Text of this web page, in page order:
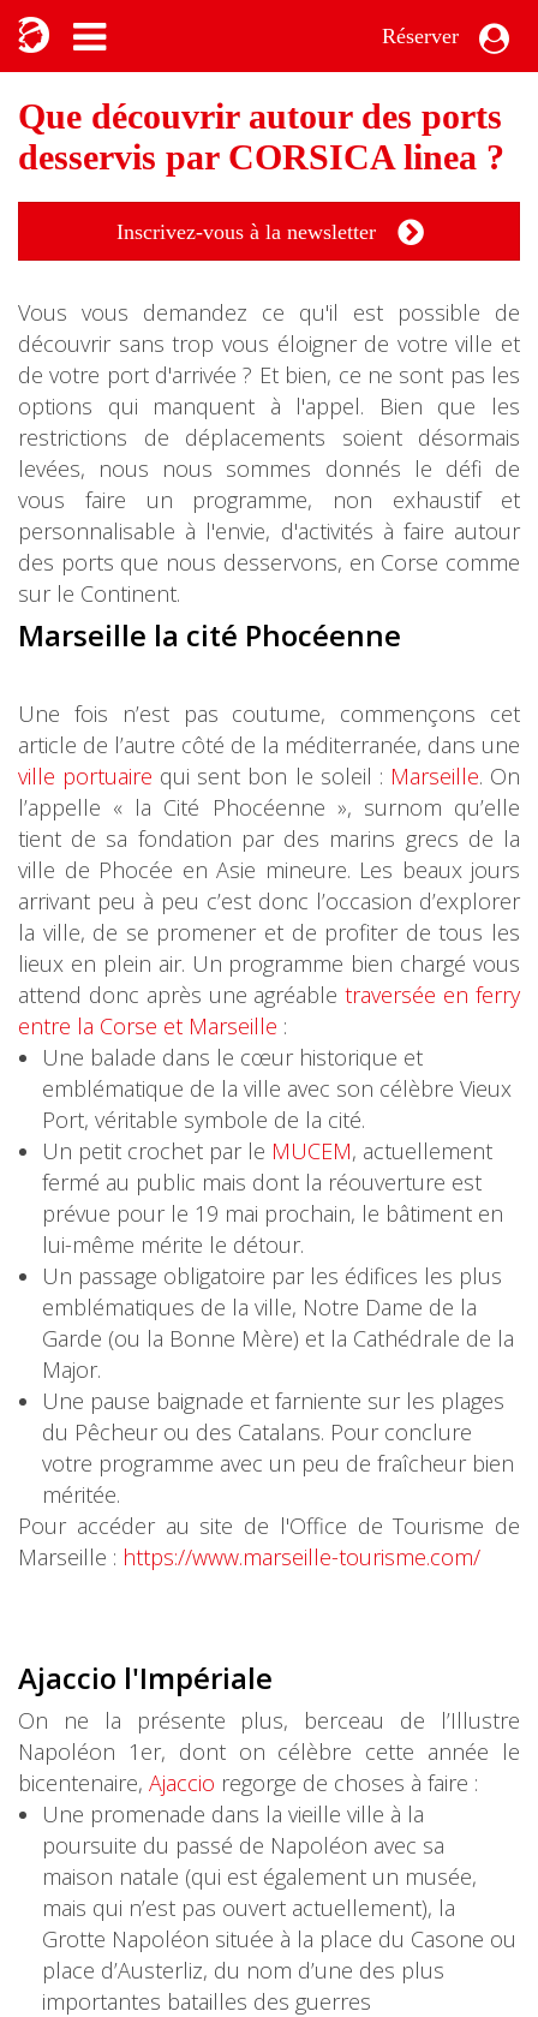
Réserver
Que découvrir autour des ports
desservis par CORSICA linea ?
Inscrivez-vous à la newsletter
Vous vous demandez ce qu'il est possible de
découvrir sans trop vous éloigner de votre ville et
de votre port d'arrivée ? Et bien, ce ne sont pas les
options qui manquent à l'appel. Bien que les
restrictions de déplacements soient désormais
levées, nous nous sommes donnés le défi de
vous faire un programme, non exhaustif et
personnalisable à l'envie, d'activités à faire autour
des ports que nous desservons, en Corse comme
sur le Continent.
Marseille la cité Phocéenne
Une fois n’est pas coutume, commençons cet
article de l’autre côté de la méditerranée, dans une
ville portuaire qui sent bon le soleil : Marseille. On
l’appelle « la Cité Phocéenne », surnom qu’elle
tient de sa fondation par des marins grecs de la
ville de Phocée en Asie mineure. Les beaux jours
arrivant peu à peu c’est donc l’occasion d’explorer
la ville, de se promener et de profiter de tous les
lieux en plein air. Un programme bien chargé vous
attend donc après une agréabletraversée en ferry
entre la Corse et Marseille :
Une balade dans le cœur historique et
emblématique de la ville avec son célèbre Vieux
Port, véritable symbole de la cité.
Un petit crochet par le MUCEM, actuellement
fermé au public mais dont la réouverture est
prévue pour le 19 mai prochain, le bâtiment en
lui-même mérite le détour.
Un passage obligatoire par les édifices les plus
emblématiques de la ville, Notre Dame de la
Garde (ou la Bonne Mère) et la Cathédrale de la
Major.
Une pause baignade et farniente sur les plages
du Pêcheur ou des Catalans. Pour conclure
votre programme avec un peu de fraîcheur bien
méritée.
Pour accéder au site de l'Office de Tourisme de
Marseille : https://www.marseille-tourisme.com/
Ajaccio l'Impériale
On ne la présente plus, berceau de l’Illustre
Napoléon 1er, dont on célèbre cette année le
bicentenaire, Ajaccio regorge de choses à faire :
Une promenade dans la vieille ville à la
poursuite du passé de Napoléon avec sa
maison natale (qui est également un musée,
mais qui n’est pas ouvert actuellement), la
Grotte Napoléon située à la place du Casone ou
place d’Austerliz, du nom d’une des plus
importantes batailles des guerres